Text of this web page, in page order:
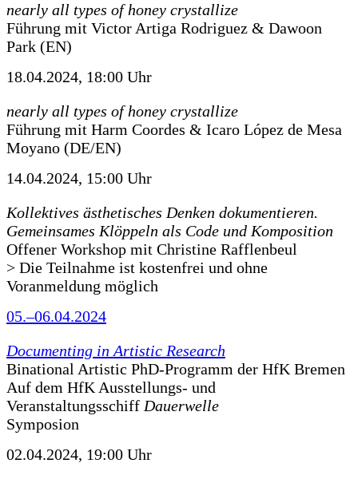
nearly all types of honey crystallize
Führung mit Victor Artiga Rodriguez & Dawoon
Park (EN)
18.04.2024, 18:00 Uhr
nearly all types of honey crystallize
Führung mit Harm Coordes & Icaro López de Mesa
Moyano (DE/EN)
14.04.2024, 15:00 Uhr
Kollektives ästhetisches Denken dokumentieren.
Gemeinsames Klöppeln als Code und Komposition
Offener Workshop mit Christine Rafflenbeul
> Die Teilnahme ist kostenfrei und ohne
Voranmeldung möglich
05.–06.04.2024
Documenting in Artistic Research
Binational Artistic PhD-Programm der HfK Bremen
Auf dem HfK Ausstellungs- und
Veranstaltungsschiff Dauerwelle
Symposion
02.04.2024, 19:00 Uhr